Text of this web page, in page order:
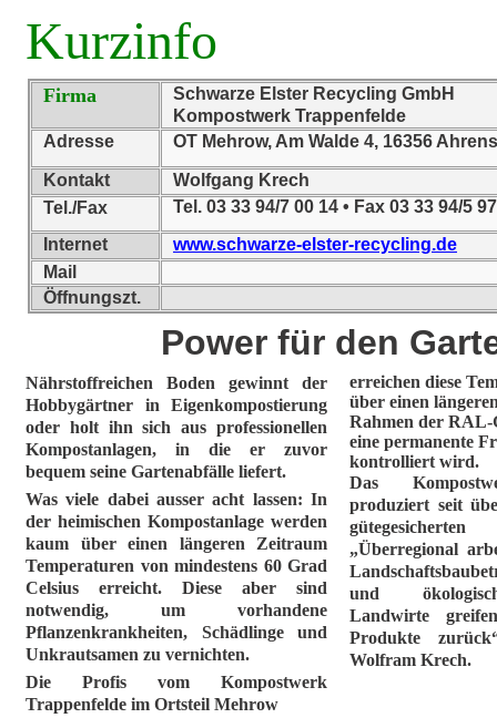
Kurzinfo
Firma
Schwarze Elster Recycling GmbH
Kompostwerk Trappenfelde
Adresse
OT Mehrow, Am Walde 4, 16356
Kontakt
Wolfgang Krech
Tel./Fax
Tel. 03 33 94/7 00 14 • Fax 03 33 94/5
Internet
www.schwarze-elster-recycling.de
Mail
Öffnungszt.
Power für den
Nährstoffreichen Boden gewinnt der
Hobbygärtner in Eigenkompostierung
oder holt ihn sich aus professionellen
Kompostanlagen, in die er zuvor
bequem seine Gartenabfälle liefert.
Was viele dabei ausser acht lassen: In
der heimischen Kompostanlage werden
kaum über einen längeren Zeitraum
Temperaturen von mindestens 60 Grad
Celsius erreicht. Diese aber sind
notwendig, um vorhandene
Pflanzenkrankheiten, Schädlinge und
Unkrautsamen zu vernichten.
Die Profis vom Kompostwerk
Trappenfelde im Ortsteil Mehrow
erreichen diese
über einen
Rahmen der RAL-
eine permanente
kontrolliert wird.
Das
produziert seit
„Überregional
und
Landwirte
Produkte
Wolfram Krech.